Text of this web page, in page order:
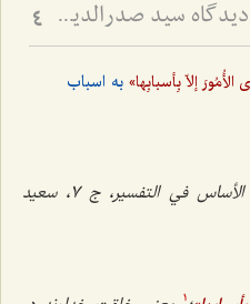
توضیح انقلاب ذاتی و نقد دیدگاه سید صدرالدین درباره وجود ذهنی - بررسی نسبت حرکت جوهری، معجزه و ادراک ذهن 4
إلاّ بِأسبابِها» به اسباب
در روایات داریم که الأساس في التفسير، ج ۷، سعيد
1